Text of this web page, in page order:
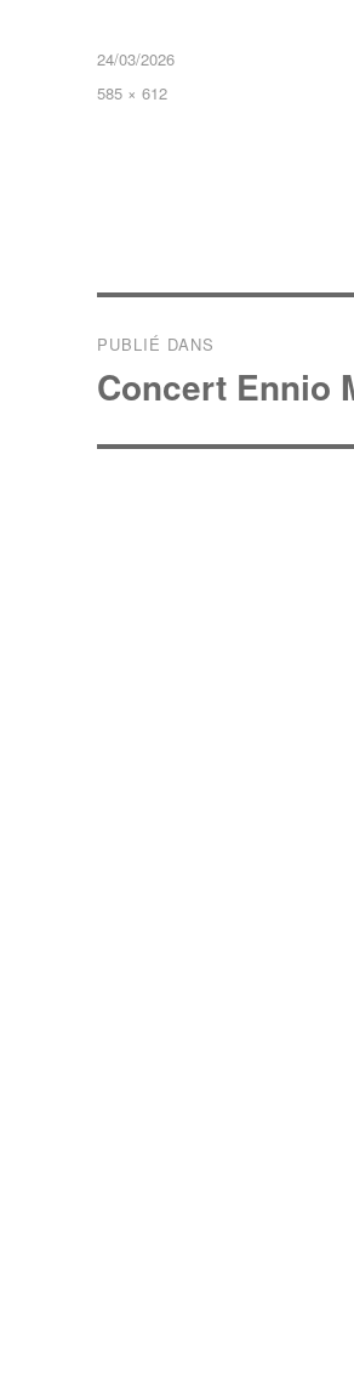
24/03/2026
585 × 612
PUBLIÉ DANS
Concert Ennio